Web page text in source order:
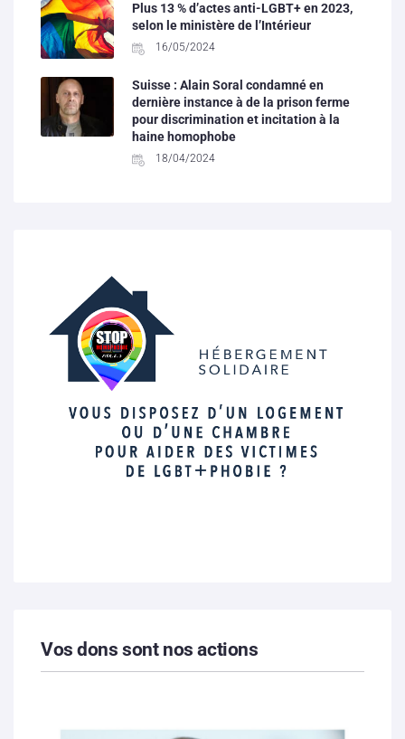
Plus 13 % d’actes anti-LGBT+ en 2023,
selon le ministère de l’Intérieur
16/05/2024
Suisse : Alain Soral condamné en
dernière instance à de la prison ferme
pour discrimination et incitation à la
haine homophobe
18/04/2024
Vos dons sont nos actions